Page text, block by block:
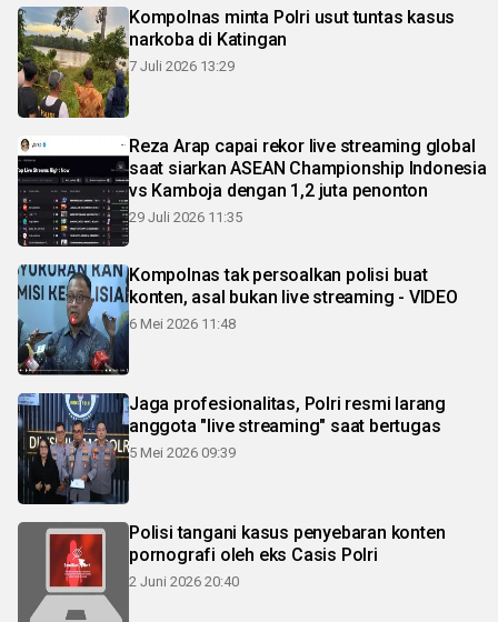
Kompolnas minta Polri usut tuntas kasus
narkoba di Katingan
7 Juli 2026 13:29
Reza Arap capai rekor live streaming global
saat siarkan ASEAN Championship Indonesia
vs Kamboja dengan 1,2 juta penonton
29 Juli 2026 11:35
Kompolnas tak persoalkan polisi buat
konten, asal bukan live streaming - VIDEO
6 Mei 2026 11:48
Jaga profesionalitas, Polri resmi larang
anggota "live streaming" saat bertugas
5 Mei 2026 09:39
Polisi tangani kasus penyebaran konten
pornografi oleh eks Casis Polri
2 Juni 2026 20:40